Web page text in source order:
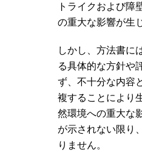
トライクおよび障
の重大な影響が生
しかし、方法書に
る具体的な方針や
ず、不十分な内容
複することにより
然環境への重大な
が示されない限り
りません。